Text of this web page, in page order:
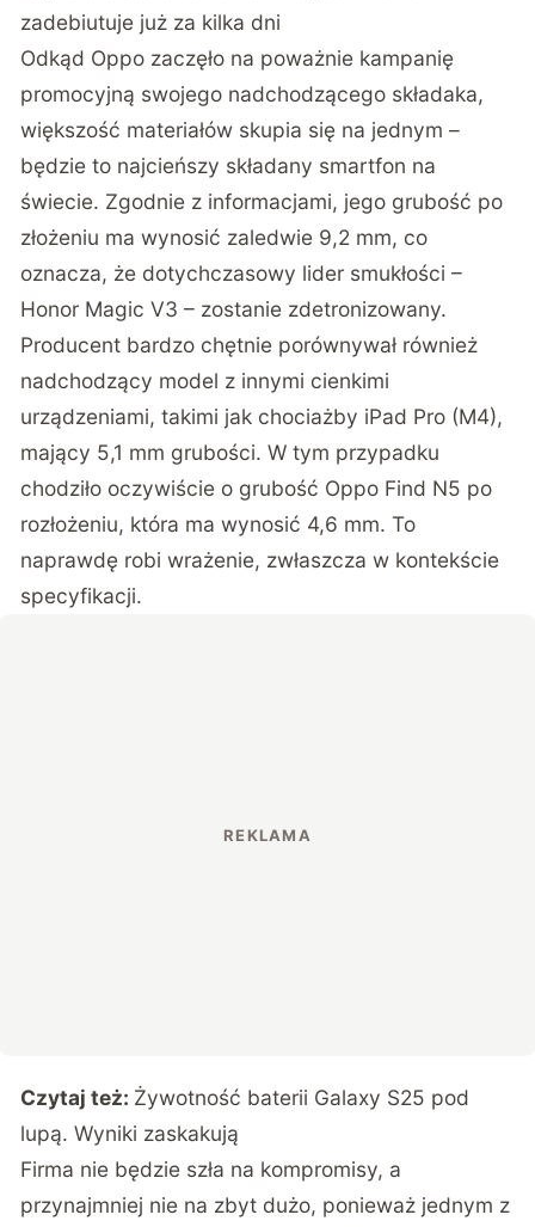
zadebiutuje już za kilka dni
Odkąd Oppo zaczęło na poważnie kampanię
promocyjną swojego nadchodzącego składaka,
większość materiałów skupia się na jednym –
będzie to najcieńszy składany smartfon na
świecie. Zgodnie z informacjami, jego grubość po
złożeniu ma wynosić zaledwie 9,2 mm, co
oznacza, że dotychczasowy lider smukłości –
Honor Magic V3 – zostanie zdetronizowany.
Producent bardzo chętnie porównywał również
nadchodzący model z innymi cienkimi
urządzeniami, takimi jak chociażby iPad Pro (M4),
mający 5,1 mm grubości. W tym przypadku
chodziło oczywiście o grubość Oppo Find N5 po
rozłożeniu, która ma wynosić 4,6 mm. To
naprawdę robi wrażenie, zwłaszcza w kontekście
specyfikacji.
Czytaj też: Żywotność baterii Galaxy S25 pod
lupą. Wyniki zaskakują
Firma nie będzie szła na kompromisy, a
przynajmniej nie na zbyt dużo, ponieważ jednym z